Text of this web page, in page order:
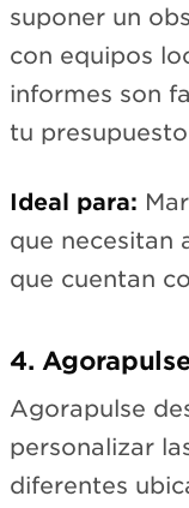
suponer un
con equipos
informes son
tu
Ideal para:
que necesitan
que cuentan
4.
Agorapulse
personalizar
diferentes